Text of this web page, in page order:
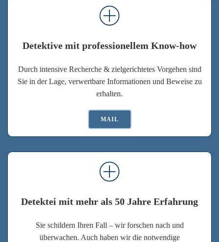
Detektive mit professionellem Know-how
Durch intensive Recherche & zielgerichtetes Vorgehen sind
Sie in der Lage, verwertbare Informationen und Beweise zu
erhalten.
MAIL
Detektei mit mehr als 50 Jahre Erfahrung
Sie schildern Ihren Fall – wir forschen nach und
überwachen. Auch haben wir die notwendige